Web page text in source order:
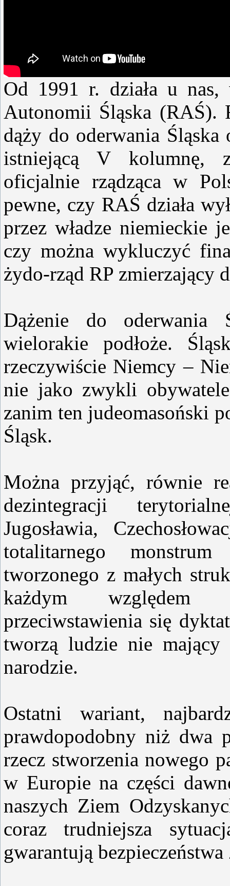
Od 1991 r. działa u nas,
Autonomii Śląska (RAŚ).
dąży do oderwania
istniejącą V kolumnę,
oficjalnie rządząca w
pewne, czy RAŚ działa
przez władze niemieckie
czy można wykluczyć
żydo-rząd RP zmierzający
Dążenie do
wielorakie podłoże.
rzeczywiście Niemcy –
nie jako zwykli
zanim ten judeomasoński
Śląsk.
Można przyjąć, równie
dezintegracji
Jugosławia,
totalitarnego
tworzonego z małych
każdym względem
przeciwstawienia się
tworzą ludzie nie
narodzie.
Ostatni wariant,
prawdopodobny niż dwa
rzecz stworzenia nowego
w Europie na części
naszych Ziem
coraz trudniejsza
gwarantują